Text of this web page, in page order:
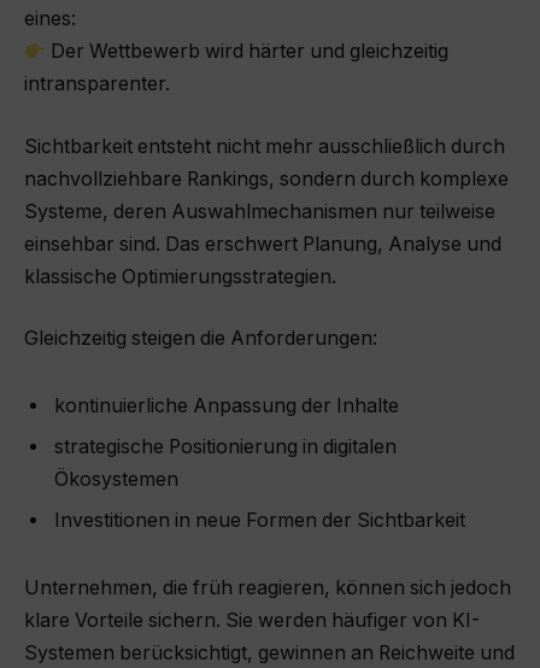
eines:
Der Wettbewerb wird härter und gleichzeitig
intransparenter.
Sichtbarkeit entsteht nicht mehr ausschließlich durch
nachvollziehbare Rankings, sondern durch komplexe
Systeme, deren Auswahlmechanismen nur teilweise
einsehbar sind. Das erschwert Planung, Analyse und
klassische Optimierungsstrategien.
Gleichzeitig steigen die Anforderungen:
kontinuierliche Anpassung der Inhalte
strategische Positionierung in digitalen
Ökosystemen
Investitionen in neue Formen der Sichtbarkeit
Unternehmen, die früh reagieren, können sich jedoch
klare Vorteile sichern. Sie werden häufiger von KI-
Systemen berücksichtigt, gewinnen an Reichweite und